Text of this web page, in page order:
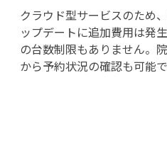
クラウド型サービスのため
ップデートに追加費用は発
の台数制限もありません。
から予約状況の確認も可能で